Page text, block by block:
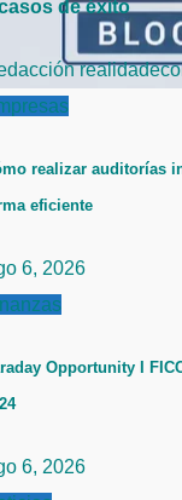
de éxito
realizar auditorías
eficiente
6, 2026
Opportunity I
6, 2026